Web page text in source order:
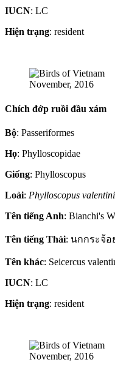
IUCN: LC
Hiện trạng: resident
November, 2016
Chích đớp ruồi đầu xám
Bộ: Passeriformes
Họ: Phylloscopidae
Giống: Phylloscopus
Loài: Phylloscopus valentini
Tên tiếng Anh: Bianchi's
Tên tiếng Thái: นกกระจ้อ
Tên khác: Seicercus
IUCN: LC
Hiện trạng: resident
November, 2016